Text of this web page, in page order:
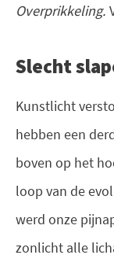
Overprikkeling.
Slecht
Kunstlicht
hebben een
boven op het
loop van de
werd onze
zonlicht alle